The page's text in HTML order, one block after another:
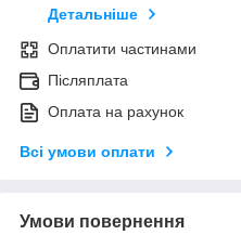
Детальніше
Оплатити частинами
Післяплата
Оплата на рахунок
Всі умови оплати
Умови повернення